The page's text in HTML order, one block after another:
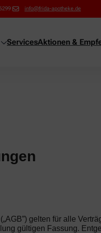
info@frida-apotheke.de
ServicesAktionen &
gelten für alle
gültigen Fassung.